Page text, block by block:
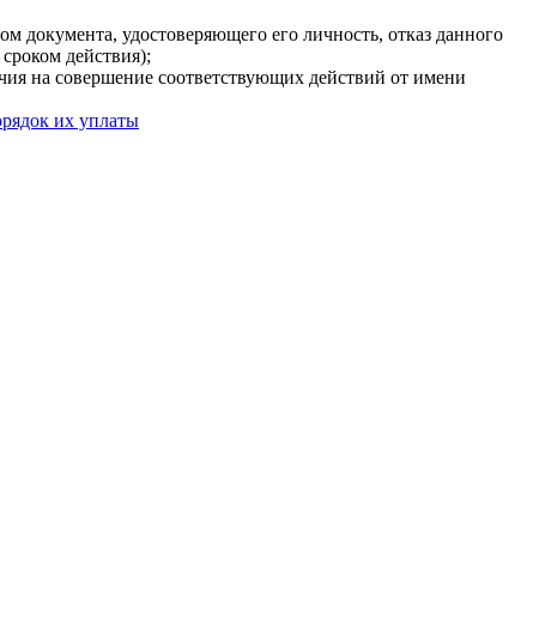
документа, удостоверяющего его личность, отказ данного
действия);
на совершение соответствующих действий от имени
их уплаты